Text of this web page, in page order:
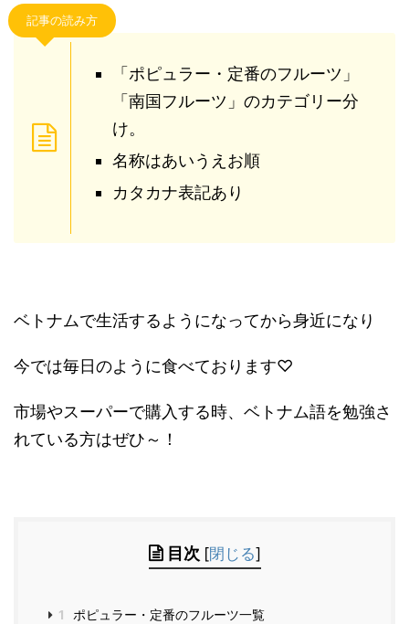
記事の読み方
「ポピュラー・定番のフルーツ」
「南国フルーツ」のカテゴリー分
け。
名称はあいうえお順
カタカナ表記あり
ベトナムで生活するようになってから身近になり
今では毎日のように食べております♡
市場やスーパーで購入する時、ベトナム語を勉強さ
れている方はぜひ～！
目次 [閉じる]
1 ポピュラー・定番のフルーツ一覧